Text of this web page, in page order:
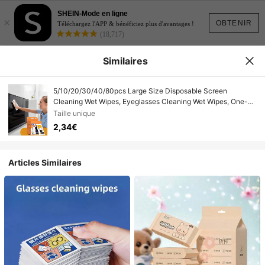
OBTENIR
×
SHEIN-Mode en ligne
Téléchargez l'APP & bénéficiez plus d'avantages !
(18,717)
Similaires
5/10/20/30/40/80pcs Large Size Disposable Screen
Cleaning Wet Wipes, Eyeglasses Cleaning Wet Wipes, One-
Time Lens Cleaning Cloth, Soft Material No Fiber Residue,
Suitable For Glasses, Smartphones, Computer Screens, TV
Screens, Cameras, Makeup Mirrors, Rearview Mirrors And
Taille unique
2,34€
Articles Similaires